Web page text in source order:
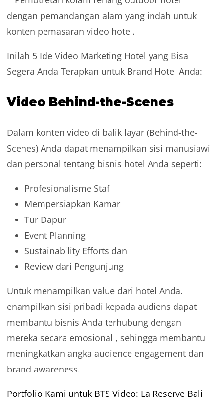
Inilah 5 Ide Video Marketing Hotel yang Bisa
Segera Anda Terapkan untuk Brand Hotel Anda:
Video Behind-the-Scenes
Dalam konten video di balik layar (Behind-the-
Scenes) Anda dapat menampilkan sisi manusiawi
dan personal tentang bisnis hotel Anda seperti:
Profesionalisme Staf
Mempersiapkan Kamar
Tur Dapur
Event Planning
Sustainability Efforts dan
Review dari Pengunjung
Untuk menampilkan value dari hotel Anda.
enampilkan sisi pribadi kepada audiens dapat
membantu bisnis Anda terhubung dengan
mereka secara emosional , sehingga membantu
meningkatkan angka audience engagement dan
brand awareness.
Portfolio Kami untuk BTS Video: La Reserve Bali